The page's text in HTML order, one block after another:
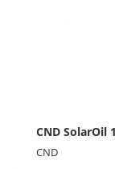
CND SolarOil
CND